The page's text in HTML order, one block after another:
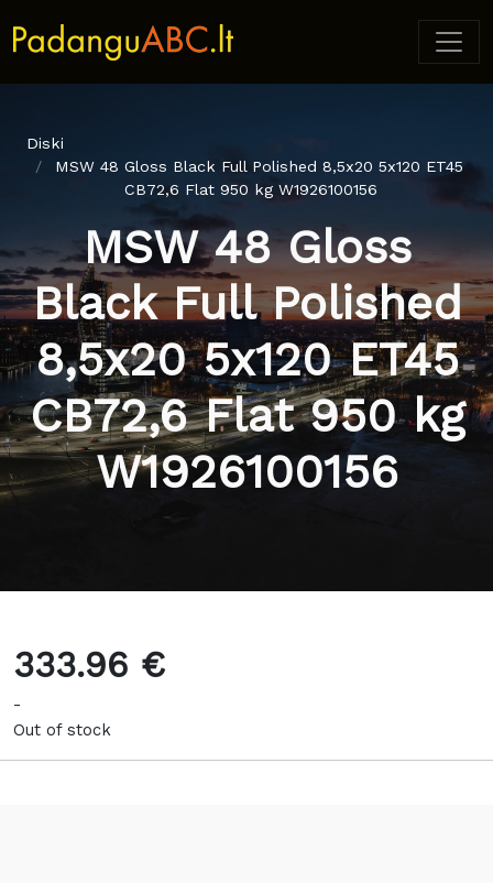
Diski
MSW 48 Gloss Black Full Polished 8,5x20 5x120 ET45
CB72,6 Flat 950 kg W1926100156
MSW 48 Gloss
Black Full Polished
8,5x20 5x120 ET45
CB72,6 Flat 950 kg
W1926100156
333.96 €
-
Out of stock